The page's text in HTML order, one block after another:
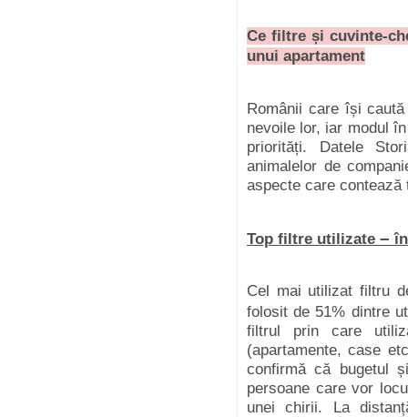
Ce filtre și cuvinte-
unui apartament
Românii care își
nevoile lor, iar modul
priorități. Datele
animalelor de
aspecte care
Top filtre utilizate –
Cel mai utilizat filtru
folosit de 51% dintre
filtrul prin care
(apartamente, case
confirmă că bugetul
persoane care vor
unei chirii. La